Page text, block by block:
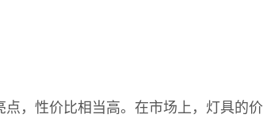
，性价比相当高。在市场上，灯具的